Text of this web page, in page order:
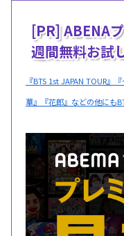
[PR] ABENA
週間無料お試
『BTS 1st JAPAN TOUR』
華』『花郎』などの他にも